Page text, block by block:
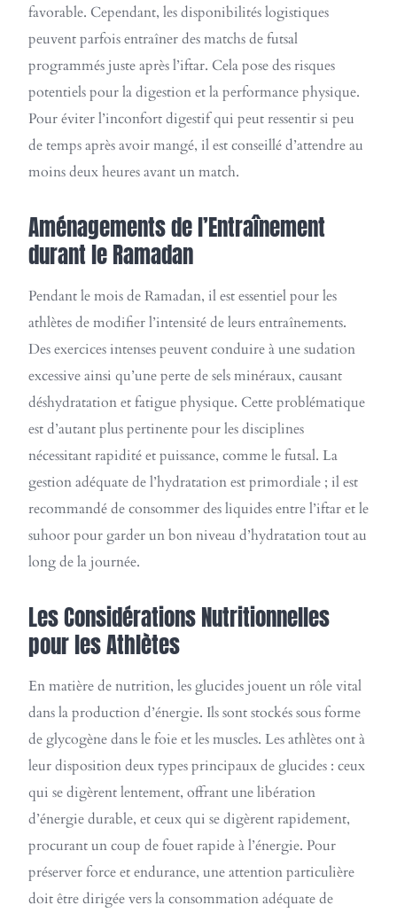
favorable. Cependant, les disponibilités logistiques
peuvent parfois entraîner des matchs de futsal
programmés juste après l’iftar. Cela pose des risques
potentiels pour la digestion et la performance physique.
Pour éviter l’inconfort digestif qui peut ressentir si peu
de temps après avoir mangé, il est conseillé d’attendre au
moins deux heures avant un match.
Aménagements de l’Entraînement
durant le Ramadan
Pendant le mois de Ramadan, il est essentiel pour les
athlètes de modifier l’intensité de leurs entraînements.
Des exercices intenses peuvent conduire à une sudation
excessive ainsi qu’une perte de sels minéraux, causant
déshydratation et fatigue physique. Cette problématique
est d’autant plus pertinente pour les disciplines
nécessitant rapidité et puissance, comme le futsal. La
gestion adéquate de l’hydratation est primordiale ; il est
recommandé de consommer des liquides entre l’iftar et le
suhoor pour garder un bon niveau d’hydratation tout au
long de la journée.
Les Considérations Nutritionnelles
pour les Athlètes
En matière de nutrition, les glucides jouent un rôle vital
dans la production d’énergie. Ils sont stockés sous forme
de glycogène dans le foie et les muscles. Les athlètes ont à
leur disposition deux types principaux de glucides : ceux
qui se digèrent lentement, offrant une libération
d’énergie durable, et ceux qui se digèrent rapidement,
procurant un coup de fouet rapide à l’énergie. Pour
préserver force et endurance, une attention particulière
doit être dirigée vers la consommation adéquate de